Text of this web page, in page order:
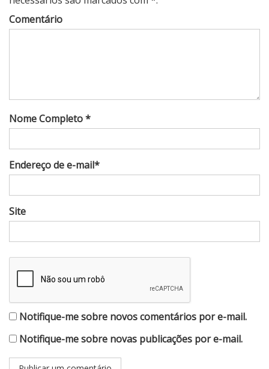
Comentário
Nome Completo *
Endereço de e-mail*
Site
Notifique-me sobre novos comentários por e-mail.
Notifique-me sobre novas publicações por e-mail.